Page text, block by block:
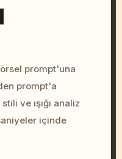
colors, 8k --v 6.0
prompt'una
prompt'a
ve ışığı analiz
içinde